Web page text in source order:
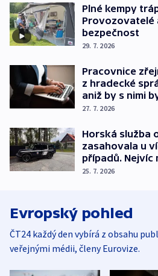
Plné kempy
Provozovatelé
bezpečnost
29. 7. 2026
Pracovnice
z hradecké
aniž by s nimi
27. 7. 2026
Horská služba
zasahovala u
případů. Nejvíc
25. 7. 2026
Evropský pohled
ČT24 každý den vybírá z obsahu
veřejnými médii, členy Eurovize.